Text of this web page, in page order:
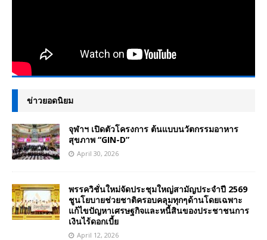
ข่าวยอดนิยม
จุฬาฯ เปิดตัวโครงการ ต้นแบบนวัตกรรมอาหาร
สุขภาพ “GIN-D”
April 30, 2026
พรรควิชั่นใหม่จัดประชุมใหญ่สามัญประจำปี 2569
ชูนโยบายช่วยชาติครอบคลุมทุกๆด้านโดยเฉพาะ
แก้ไขปัญหาเศรษฐกิจและหนี้สินของประชาชนการ
เงินไร้ดอกเบี้ย
April 12, 2026